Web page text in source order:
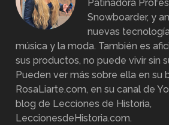
Patinadora
Snowboarder, y
nuevas
música y la moda. También es
sus productos, no puede vivir sin
Pueden ver más sobre ella en su
RosaLiarte.com, en su canal de
blog de Lecciones de Historia,
LeccionesdeHistoria.com.